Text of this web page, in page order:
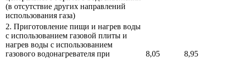
(в отсутствие других направлений
использования газа)
2. Приготовление пищи и нагрев воды
с использованием газовой плиты и
нагрев воды с использованием
газового водонагревателя при
8,05 8,95